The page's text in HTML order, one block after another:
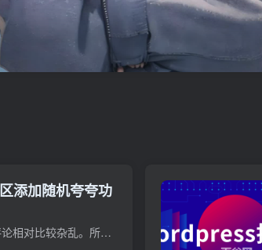
添加随机夸夸功
有时候在网站中，我们会收到一些各种评论相对比较杂乱。所以今天分享一个用夸夸功能，来替代传统的评论一言，将它们分开使用，先看看效果图，再考虑使用不使用！ 操作：在本站评论旁边，点击夸...